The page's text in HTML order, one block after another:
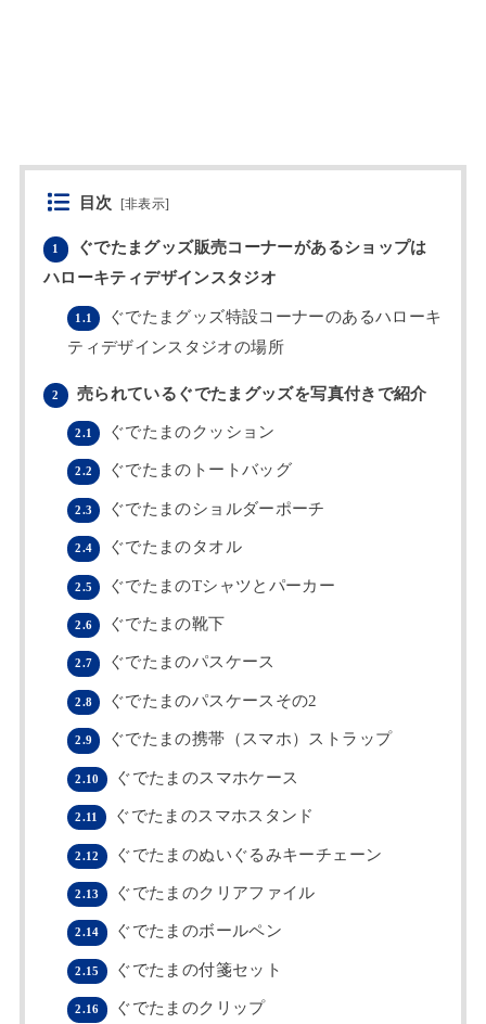
目次 [非表示]
1
ぐでたまグッズ販売コーナーがあるショップは
ハローキティデザインスタジオ
1.1
ぐでたまグッズ特設コーナーのあるハローキ
ティデザインスタジオの場所
2 売られているぐでたまグッズを写真付きで紹介
2.1 ぐでたまのクッション
2.2 ぐでたまのトートバッグ
2.3 ぐでたまのショルダーポーチ
2.4 ぐでたまのタオル
2.5 ぐでたまのTシャツとパーカー
2.6 ぐでたまの靴下
2.7 ぐでたまのパスケース
2.8 ぐでたまのパスケースその2
2.9 ぐでたまの携帯（スマホ）ストラップ
2.10 ぐでたまのスマホケース
2.11 ぐでたまのスマホスタンド
2.12 ぐでたまのぬいぐるみキーチェーン
2.13 ぐでたまのクリアファイル
2.14 ぐでたまのボールペン
2.15 ぐでたまの付箋セット
2.16 ぐでたまのクリップ